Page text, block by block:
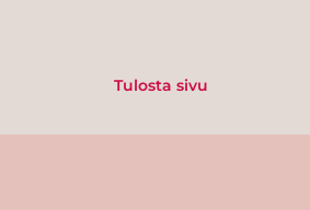
Tulosta sivu